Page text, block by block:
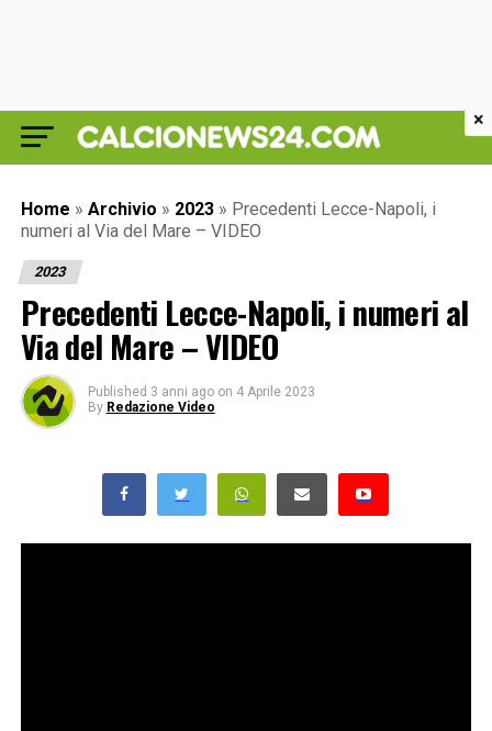
Home » Archivio » 2023 » Precedenti Lecce-Napoli, i
numeri al Via del Mare – VIDEO
2023
Precedenti Lecce-Napoli, i numeri al
Via del Mare – VIDEO
Published 3 anni ago on 4 Aprile 2023
By Redazione Video
×